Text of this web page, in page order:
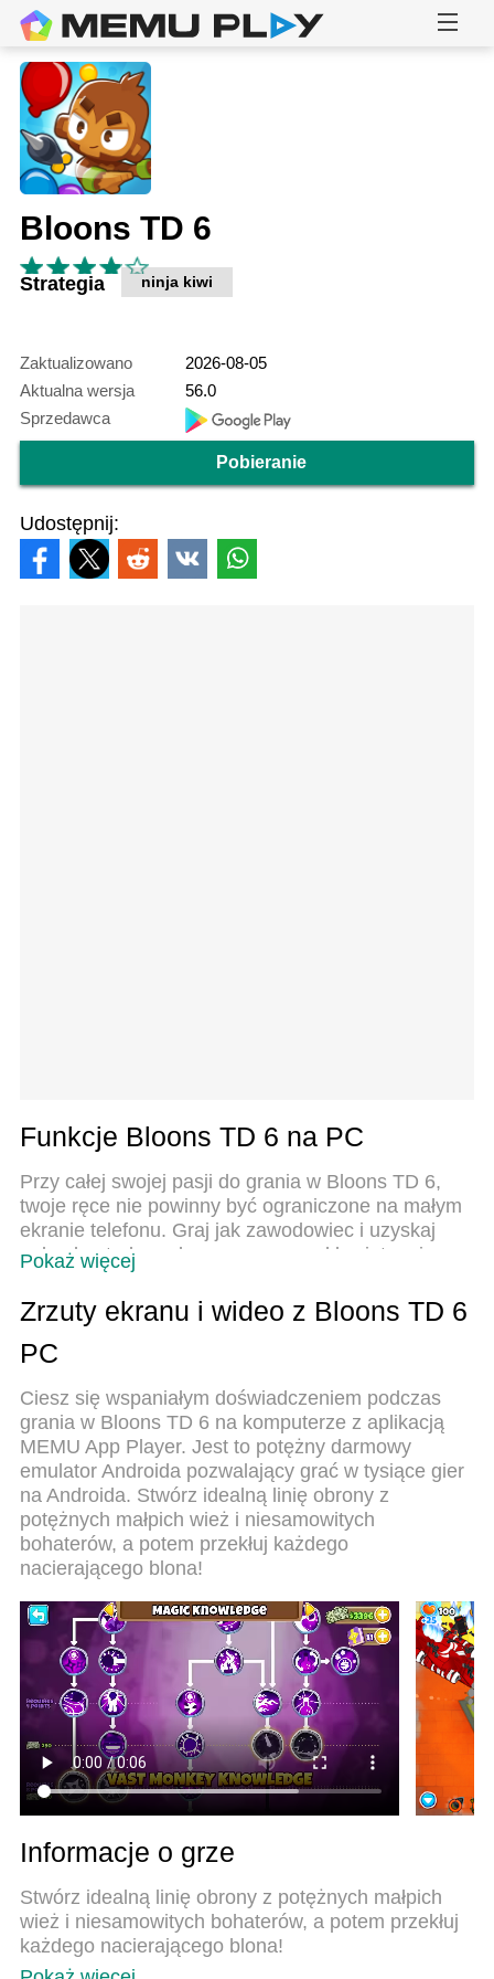
Bloons TD 6
Strategia ninja kiwi
Zaktualizowano
2026-08-05
Aktualna wersja
56.0
Sprzedawca
Pobieranie
Udostępnij:
Funkcje Bloons TD 6 na PC
Przy całej swojej pasji do grania w Bloons TD 6,
twoje ręce nie powinny być ograniczone na małym
ekranie telefonu. Graj jak zawodowiec i uzyskaj
pełną kontrolę nad grą za pomocą klawiatury i
myszy. MEmu oferuje ci wszystko, czego
oczekujesz. Pobierz i graj Bloons TD 6 na PC. Graj
tak długo, jak chcesz, bez ograniczeń baterii,
danych komórkowych i niepokojących połączeń.
grania w Bloons TD 6 na PC. Przygotowany dzięki
naszej wiedzy, znakomity, wstępnie ustawiony
system mapowania klawiszy sprawia, że Bloons TD
6 jest prawdziwą grą na PC. Zakodowany naszą
absorpcją, menedżer wielu instancji umożliwia
granie na 2 lub więcej kontach na tym samym
urządzeniu. A co najważniejsze, nasz emulator
może uwolnić pełny potencjał twojego komputera,
tylko o to, jak grasz, ale także o cały proces
czerpania radości z grania.
Pokaż więcej
Zrzuty ekranu i wideo z Bloons TD 6
PC
Ciesz się wspaniałym doświadczeniem podczas
grania w Bloons TD 6 na komputerze z aplikacją
MEMU App Player. Jest to potężny darmowy
emulator Androida pozwalający grać w tysiące gier
na Androida. Stwórz idealną linię obrony z
potężnych małpich wież i niesamowitych
bohaterów, a potem przekłuj każdego
nacierającego blona!
Informacje o grze
Stwórz idealną linię obrony z potężnych małpich
wież i niesamowitych bohaterów, a potem przekłuj
każdego nacierającego blona!